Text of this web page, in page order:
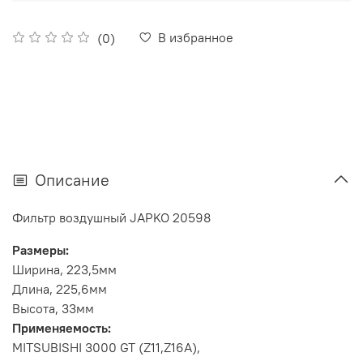
(0) В избранное
Описание
Фильтр воздушный JAPKO 20598
Размеры:
Ширина, 223,5мм
Длина, 225,6мм
Высота, 33мм
Применяемость:
MITSUBISHI 3000 GT (Z11,Z16A),